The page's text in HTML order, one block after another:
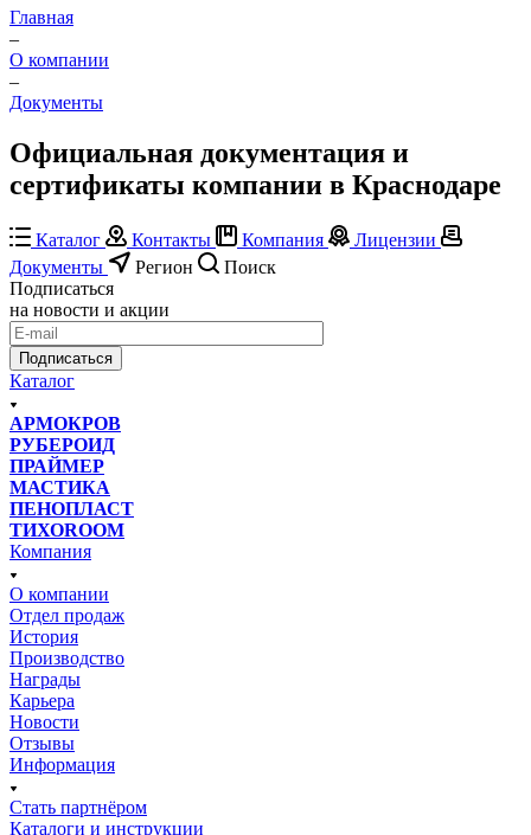
Главная
–
О компании
–
Документы
Официальная документация и
сертификаты компании в Краснодаре
Каталог Контакты Компания
Лицензии
Документы
Регион
Поиск
Подписаться
на новости и акции
Подписаться
Каталог
АРМОКРОВ
РУБЕРОИД
ПРАЙМЕР
МАСТИКА
ПЕНОПЛАСТ
ТИХОROOM
Компания
О компании
Отдел продаж
История
Производство
Награды
Карьера
Новости
Отзывы
Информация
Стать партнёром
Каталоги и инструкции